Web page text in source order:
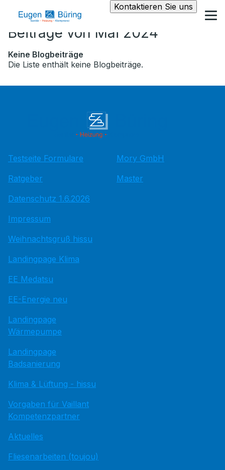
Kontaktieren Sie uns
Beiträge von Mai 2024
Keine Blogbeiträge
Die Liste enthält keine Blogbeiträge.
Testseite Formulare
Ratgeber
Datenschutz 1.6.2026
Impressum
Weihnachtsgruß hissu
Landingpage Klima
EE Medatsu
EE-Energie neu
Landingpage
Wärmepumpe
Landingpage
Badsanierung
Klima & Lüftung - hissu
Vorgaben für Vaillant
Kompetenzpartner
Aktuelles
Fliesenarbeiten (toujou)
Mory GmbH
Master